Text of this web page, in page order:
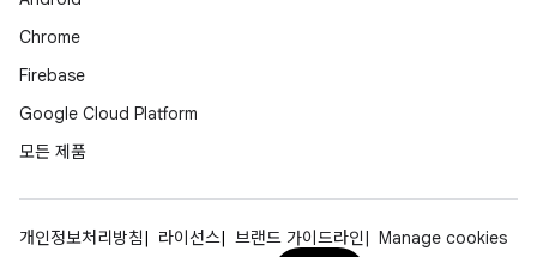
Chrome
Firebase
Google Cloud Platform
모든 제품
개인정보처리방침 라이선스 브랜드 가이드라인
Manage cookies